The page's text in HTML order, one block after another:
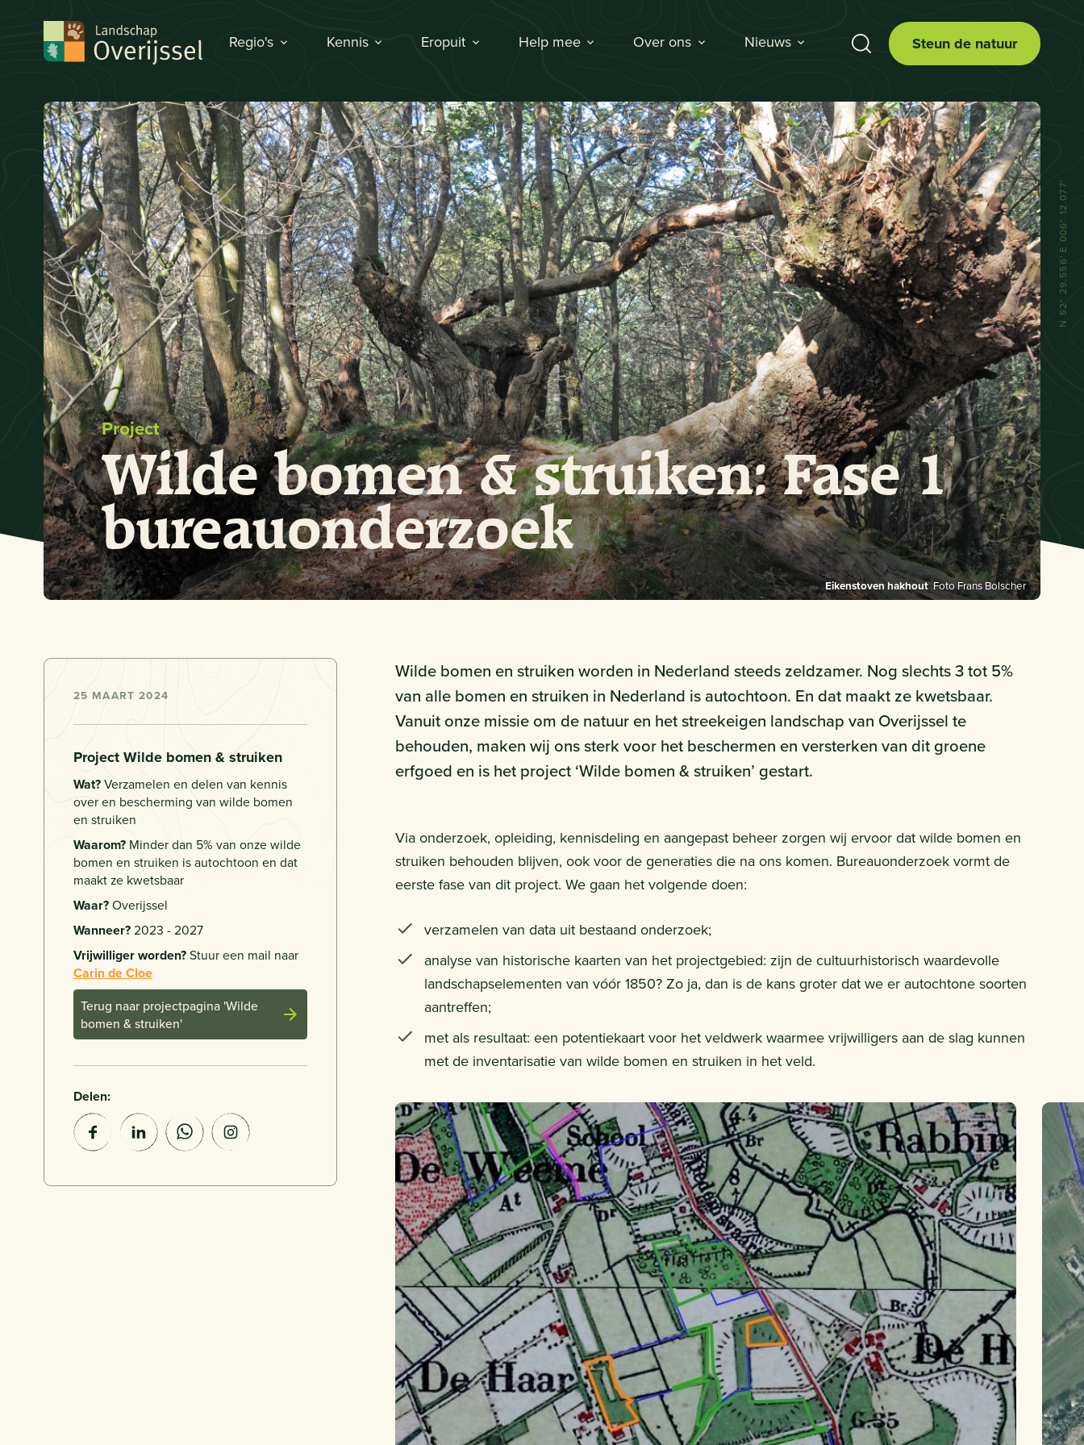
Regio's Kennis Eropuit Help mee Over ons Nieuws Steun de natuur
Project
Wilde bomen & struiken: Fase 1
bureauonderzoek
Eikenstoven hakhout Foto Frans Bolscher
N 52° 29.556' E 006° 12.077'
25 MAART 2024
Project Wilde bomen & struiken
Wat?Verzamelen en delen van kennis
over en bescherming van wilde bomen
en struiken
Waarom? Minder dan 5% van onze wilde
bomen en struiken is autochtoon en dat
maakt ze kwetsbaar
Waar?Overijssel
Wanneer?2023 - 2027
Vrijwilliger worden?Stuur een mail naar
Carin de Cloe
Terug naar projectpagina 'Wilde
bomen & struiken'
Delen:
Wilde bomen en struiken worden in Nederland steeds zeldzamer. Nog slechts 3 tot 5%
van alle bomen en struiken in Nederland is autochtoon. En dat maakt ze kwetsbaar.
Vanuit onze missie om de natuur en het streekeigen landschap van Overijssel te
behouden, maken wij ons sterk voor het beschermen en versterken van dit groene
erfgoed en is het project ‘Wilde bomen & struiken’ gestart.
Via onderzoek, opleiding, kennisdeling en aangepast beheer zorgen wij ervoor dat wilde bomen en
struiken behouden blijven, ook voor de generaties die na ons komen. Bureauonderzoek vormt de
eerste fase van dit project. We gaan het volgende doen:
verzamelen van data uit bestaand onderzoek;
analyse van historische kaarten van het projectgebied: zijn de cultuurhistorisch waardevolle
landschapselementen van vóór 1850? Zo ja, dan is de kans groter dat we er autochtone soorten
aantreffen;
met als resultaat: een potentiekaart voor het veldwerk waarmee vrijwilligers aan de slag kunnen
met de inventarisatie van wilde bomen en struiken in het veld.